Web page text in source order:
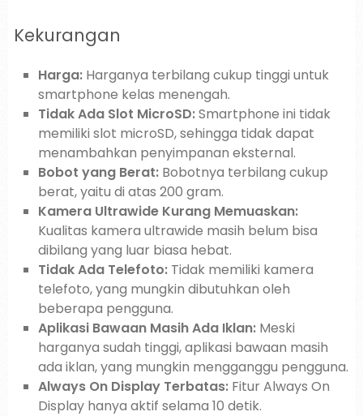
Kekurangan
Harga:Harganya terbilang cukup tinggi untuk
smartphone kelas menengah.
Tidak Ada Slot MicroSD:Smartphone ini tidak
memiliki slot microSD, sehingga tidak dapat
menambahkan penyimpanan eksternal.
Bobot yang Berat:Bobotnya terbilang cukup
berat, yaitu di atas 200 gram.
Kamera Ultrawide Kurang Memuaskan:
Kualitas kamera ultrawide masih belum bisa
dibilang yang luar biasa hebat.
Tidak Ada Telefoto:Tidak memiliki kamera
telefoto, yang mungkin dibutuhkan oleh
beberapa pengguna.
Aplikasi Bawaan Masih Ada Iklan:Meski
harganya sudah tinggi, aplikasi bawaan masih
ada iklan, yang mungkin mengganggu pengguna.
Always On Display Terbatas:Fitur Always On
Display hanya aktif selama 10 detik.